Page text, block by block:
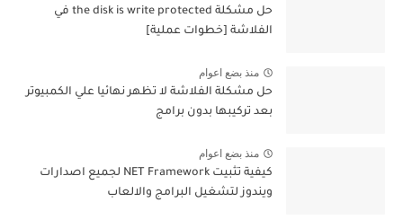
حل مشكلة the disk is write protected في
الفلاشة [خطوات عملية]
منذ بضع اعوام
حل مشكلة الفلاشة لا تظهر نهائيا علي الكمبيوتر
بعد تركيبها بدون برامج
منذ بضع اعوام
كيفية تثبيت NET Framework لجميع اصدارات
ويندوز لتشغيل البرامج والالعاب